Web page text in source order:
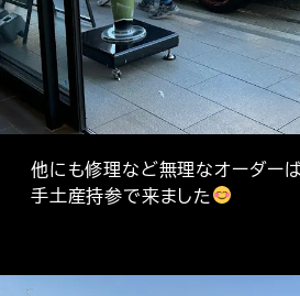
他にも修理など無理なオーダー
手土産持参で来ました